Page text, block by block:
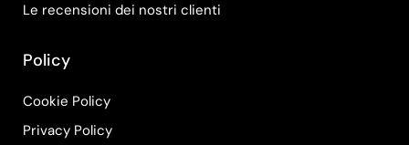
Le recensioni dei nostri clienti
Policy
Cookie Policy
Privacy Policy